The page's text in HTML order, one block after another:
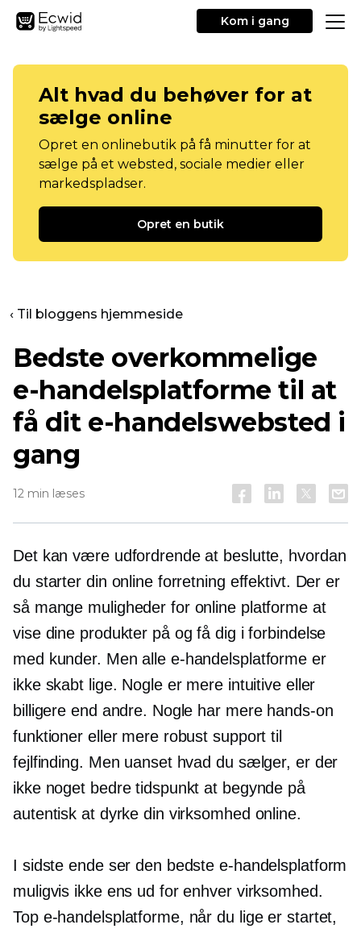
Kom i gang
Alt hvad du behøver for at
sælge online
Opret en onlinebutik på få minutter for at
sælge på et websted, sociale medier eller
markedspladser.
Opret en butik
‹ Til bloggens hjemmeside
Bedste overkommelige
e-handelsplatforme til at
få dit e-handelswebsted i
gang
12 min læses
Det kan være udfordrende at beslutte, hvordan
du starter din online forretning effektivt. Der er
så mange muligheder for online platforme at
vise dine produkter på og få dig i forbindelse
med kunder. Men alle e-handelsplatforme er
ikke skabt lige. Nogle er mere intuitive eller
billigere end andre. Nogle har mere hands-on
funktioner eller mere robust support til
fejlfinding. Men uanset hvad du sælger, er der
ikke noget bedre tidspunkt at begynde på
autentisk at dyrke din virksomhed online.
I sidste ende ser den bedste e-handelsplatform
muligvis ikke ens ud for enhver virksomhed.
Top e-handelsplatforme, når du lige er startet,